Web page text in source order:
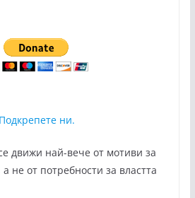
Подкрепете ни.
движи най-вече от мотиви за
не от потребности за властта